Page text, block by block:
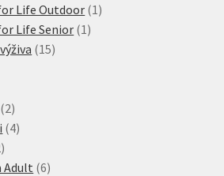
produkty
Life Outdoor 1 1
Life Senior 1 1
1515
22
produkty
44
22
produktů
Adult 66